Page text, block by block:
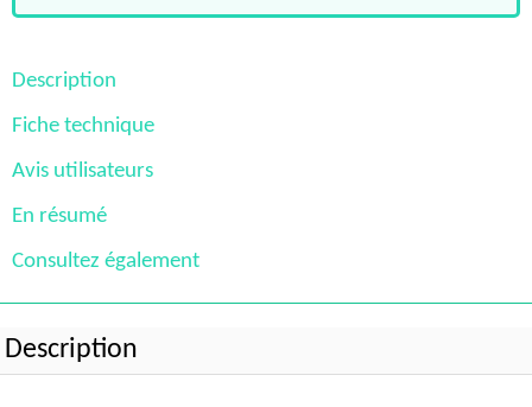
Description
Fiche technique
Avis utilisateurs
En résumé
Consultez également
Description